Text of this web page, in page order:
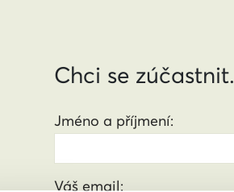
Chci se zúčastnit.
Jméno a příjmení:
Váš email: